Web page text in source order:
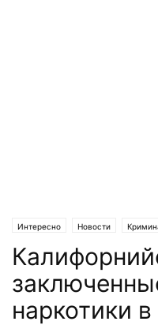
Интересно Новости
наркотики